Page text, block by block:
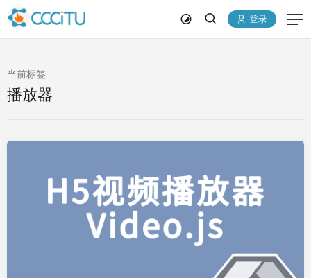
登录
当前标签
播放器